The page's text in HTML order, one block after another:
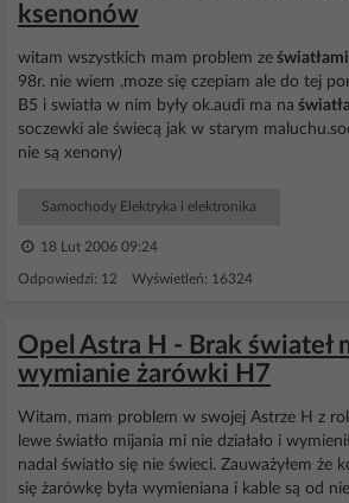
ksenonów
witam wszystkich mam problem ze światłami
98r. nie wiem ,moze się czepiam ale do tej
B5 i swiatła w nim były ok.audi ma na
soczewki ale świecą jak w starym
nie są xenony)
Samochody Elektryka i elektronika
18 Lut 2006 09:24
Odpowiedzi: 12 Wyświetleń: 16324
Opel Astra H - Brak świateł
wymianie żarówki H7
Witam, mam problem w swojej Astrze H z
lewe światło mijania mi nie działało i
nadal światło się nie świeci. Zauważyłem że
się żarówkę była wymieniana i kable są od